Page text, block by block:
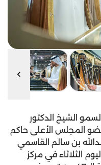
الشيخ الدكتور
المجلس الأعلى حاكم
بن سالم القاسمي
الثلاثاء في مركز